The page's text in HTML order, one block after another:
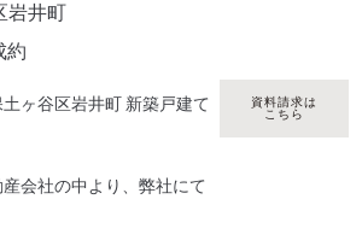
岩井町
約
土ヶ谷区岩井町 新築戸建て
会社の中より、弊社にて
資料請求は
こちら